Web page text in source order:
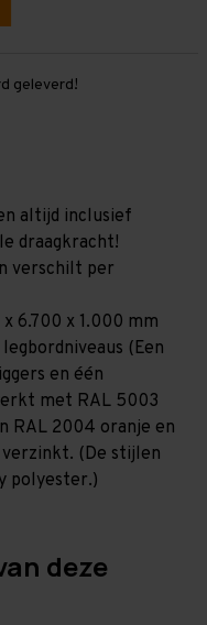
geleverd!
altijd inclusief
draagkracht!
verschilt per
6.700 x 1.000 mm
(Een
en één
met RAL 5003
RAL 2004 oranje en
(De stijlen
polyester.)
deze